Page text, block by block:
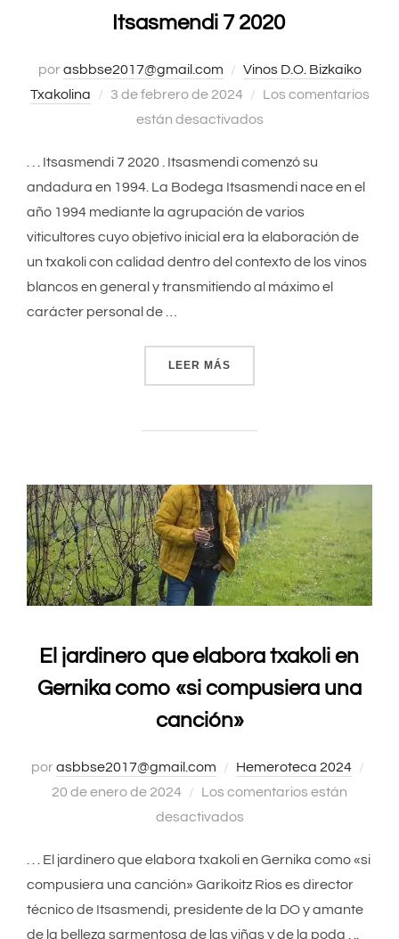
Itsasmendi 7 2020
porasbbse2017@gmail.com
Vinos D.O. Bizkaiko
Txakolina
Publicado
3 de febrero de 2024
Los comentarios
están desactivados
. . . Itsasmendi 7 2020 . Itsasmendi comenzó su
andadura en 1994. La Bodega Itsasmendi nace en el
año 1994 mediante la agrupación de varios
viticultores cuyo objetivo inicial era la elaboración de
un txakoli con calidad dentro del contexto de los vinos
blancos en general y transmitiendo al máximo el
carácter personal de …
LEER MÁS
El jardinero que elabora txakoli en
Gernika como «si compusiera una
canción»
porasbbse2017@gmail.com Hemeroteca 2024
20 de enero de 2024
Los comentarios están
desactivados
. . . El jardinero que elabora txakoli en Gernika como «si
compusiera una canción» Garikoitz Rios es director
técnico de Itsasmendi, presidente de la DO y amante
de la belleza sarmentosa de las viñas y de la poda . ..